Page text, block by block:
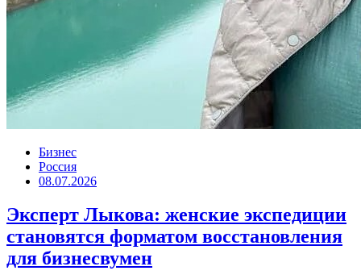
Бизнес
Россия
08.07.2026
Эксперт Лыкова: женские экспедиции
становятся форматом восстановления
для бизнесвумен